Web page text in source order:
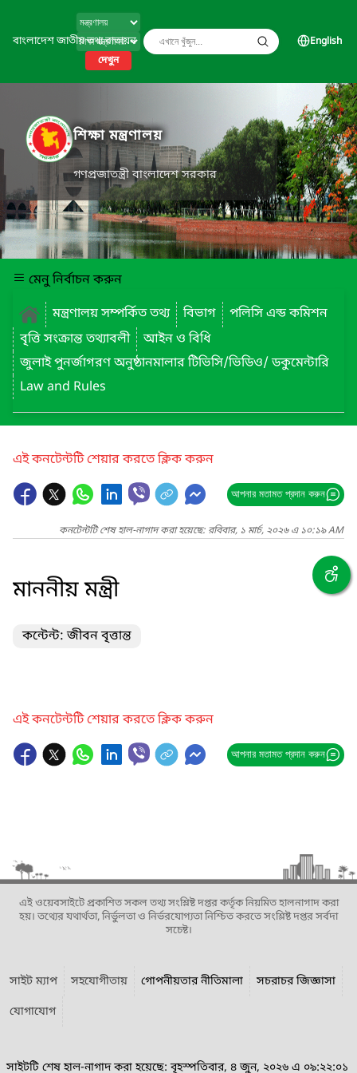
বাংলাদেশ জাতীয় তথ্য বাতায়ন
দেখুন
English
শিক্ষা মন্ত্রণালয়
গণপ্রজাতন্ত্রী বাংলাদেশ সরকার
মেনু নির্বাচন করুন
মন্ত্রণালয় সম্পর্কিত তথ্য
বিভাগ
পলিসি এন্ড কমিশন
বৃত্তি সংক্রান্ত তথ্যাবলী
আইন ও বিধি
জুলাই পুনর্জাগরণ অনুষ্ঠানমালার টিভিসি/ভিডিও/ ডকুমেন্টারি
Law and Rules
এই কনটেন্টটি শেয়ার করতে ক্লিক করুন
আপনার মতামত প্রদান করুন
কনটেন্টটি শেষ হাল-নাগাদ করা হয়েছে: রবিবার, ১ মার্চ, ২০২৬ এ ১০:১৯ AM
মাননীয় মন্ত্রী
কন্টেন্ট: জীবন বৃত্তান্ত
এই কনটেন্টটি শেয়ার করতে ক্লিক করুন
আপনার মতামত প্রদান করুন
এই ওয়েবসাইটে প্রকাশিত সকল তথ্য সংশ্লিষ্ট দপ্তর কর্তৃক নিয়মিত হালনাগাদ করা
হয়। তথ্যের যথার্থতা, নির্ভুলতা ও নির্ভরযোগ্যতা নিশ্চিত করতে সংশ্লিষ্ট দপ্তর সর্বদা
সচেষ্ট।
সাইট ম্যাপ সহযোগীতায় গোপনীয়তার নীতিমালা
সচরাচর জিজ্ঞাসা
যোগাযোগ
সাইটটি শেষ হাল-নাগাদ করা হয়েছে: বৃহস্পতিবার, ৪ জুন, ২০২৬ এ ০৯:২২:০১